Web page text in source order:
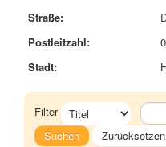
Straße:
Postleitzahl:
Stadt:
Filter
Suchen
Zurücksetzen